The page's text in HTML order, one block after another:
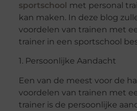
sportschool met personal
kan maken. In deze blog
voordelen van trainen met
trainer in een sportschool
1. Persoonlijke Aandacht
Een van de meest voor de
voordelen van trainen met
trainer is de persoonlijke